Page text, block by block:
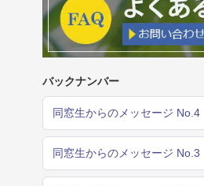
バックナンバー
同窓生からのメッセージ No.4
同窓生からのメッセージ No.3